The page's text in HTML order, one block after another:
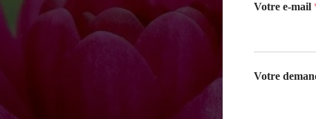
Votre e-mail
Votre